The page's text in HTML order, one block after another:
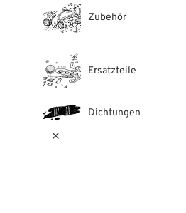
Zubehör
Ersatzteile
Dichtungen
